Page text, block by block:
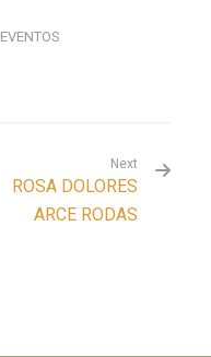
EVENTOS
Next
ROSA DOLORES
ARCE RODAS